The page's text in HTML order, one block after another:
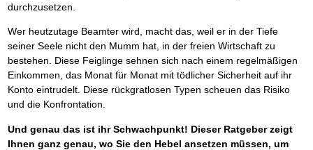
durchzusetzen.
Wer heutzutage Beamter wird, macht das, weil er in der Tiefe
seiner Seele nicht den Mumm hat, in der freien Wirtschaft zu
bestehen. Diese Feiglinge sehnen sich nach einem regelmäßigen
Einkommen, das Monat für Monat mit tödlicher Sicherheit auf ihr
Konto eintrudelt. Diese rückgratlosen Typen scheuen das Risiko
und die Konfrontation.
Und genau das ist ihr Schwachpunkt! Dieser Ratgeber zeigt
Ihnen ganz genau, wo Sie den Hebel ansetzen müssen, um